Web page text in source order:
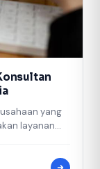
yang
layanan